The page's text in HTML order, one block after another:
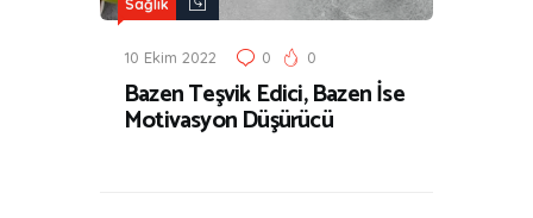
Sağlık
10 Ekim 2022 0 0
Bazen Teşvik Edici, Bazen İse
Motivasyon Düşürücü